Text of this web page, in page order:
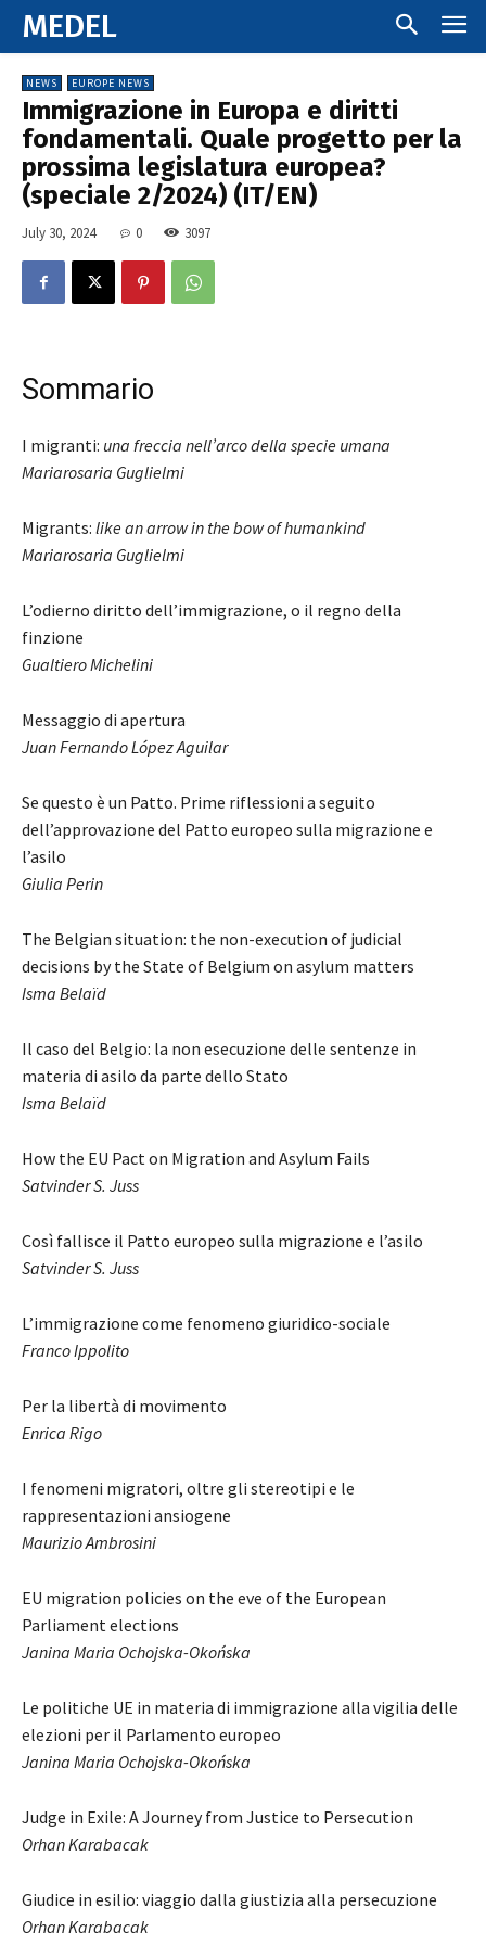
MEDEL
NEWS EUROPE NEWS
Immigrazione in Europa e diritti
fondamentali. Quale progetto per la
prossima legislatura europea?
(speciale 2/2024) (IT/EN)
July 30, 2024 0 3097
Sommario
I migranti: una freccia nell’arco della specie umana
Mariarosaria Guglielmi
Migrants: like an arrow in the bow of humankind
Mariarosaria Guglielmi
L’odierno diritto dell’immigrazione, o il regno della
finzione
Gualtiero Michelini
Messaggio di apertura
Juan Fernando López Aguilar
Se questo è un Patto. Prime riflessioni a seguito
dell’approvazione del Patto europeo sulla migrazione e
l’asilo
Giulia Perin
The Belgian situation: the non-execution of judicial
decisions by the State of Belgium on asylum matters
Isma Belaïd
Il caso del Belgio: la non esecuzione delle sentenze in
materia di asilo da parte dello Stato
Isma Belaïd
How the EU Pact on Migration and Asylum Fails
Satvinder S. Juss
Così fallisce il Patto europeo sulla migrazione e l’asilo
Satvinder S. Juss
L’immigrazione come fenomeno giuridico-sociale
Franco Ippolito
Per la libertà di movimento
Enrica Rigo
I fenomeni migratori, oltre gli stereotipi e le
rappresentazioni ansiogene
Maurizio Ambrosini
EU migration policies on the eve of the European
Parliament elections
Janina Maria Ochojska-Okońska
Le politiche UE in materia di immigrazione alla vigilia delle
elezioni per il Parlamento europeo
Janina Maria Ochojska-Okońska
Judge in Exile: A Journey from Justice to Persecution
Orhan Karabacak
Giudice in esilio: viaggio dalla giustizia alla persecuzione
Orhan Karabacak